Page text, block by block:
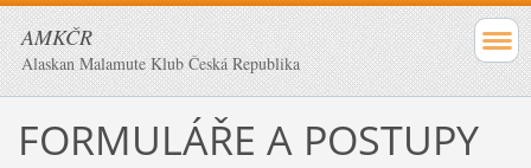
AMKČR
Alaskan Malamute Klub Česká Republika
FORMULÁŘE A POSTUPY